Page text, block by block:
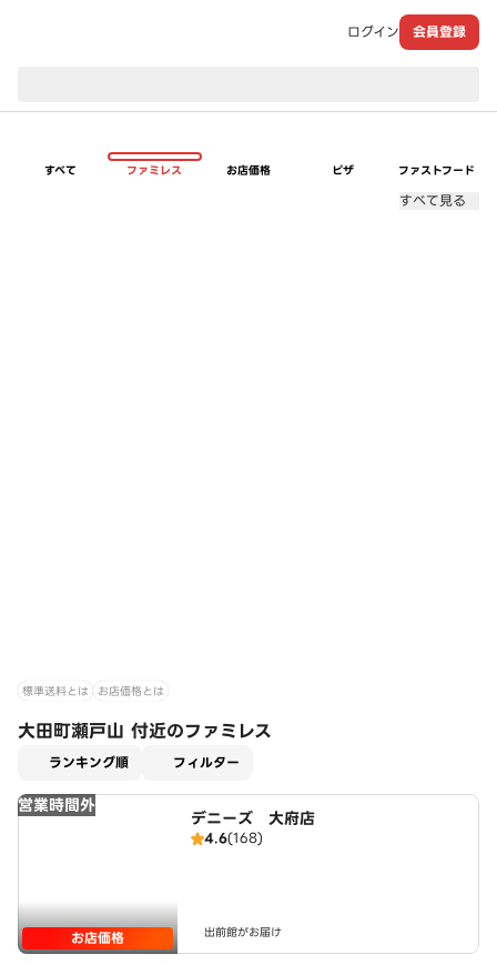
ログイン 会員登録
すべて ファミレス お店価格 ピザ ファストフード
すべて見る
標準送料とは お店価格とは
大田町瀬戸山 付近のファミレス
ランキング順 フィルター
営業時間外
お店価格
デニーズ 大府店
4.6(168)
出前館がお届け